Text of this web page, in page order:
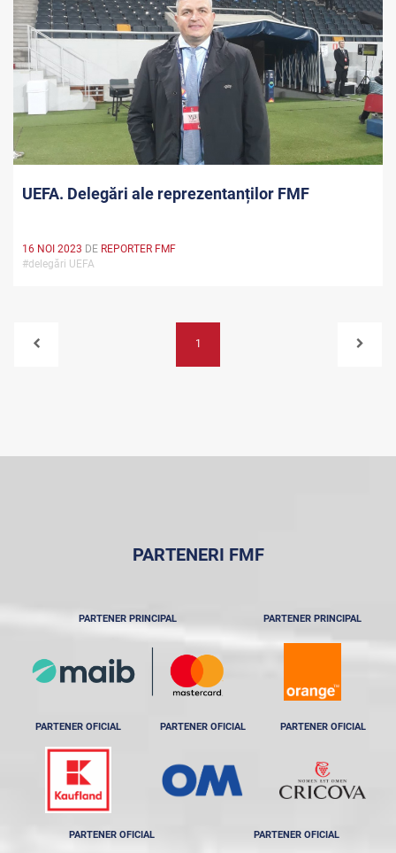
UEFA. Delegări ale reprezentanților FMF
16 NOI 2023 DE REPORTER FMF
#delegări UEFA
1
PARTENERI FMF
PARTENER PRINCIPAL PARTENER PRINCIPAL
PARTENER OFICIAL PARTENER OFICIAL PARTENER OFICIAL
PARTENER OFICIAL PARTENER OFICIAL